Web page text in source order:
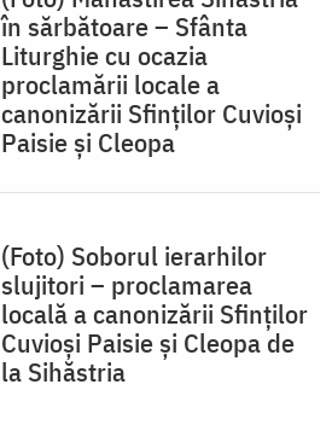
în sărbătoare – Sfânta
Liturghie cu ocazia
proclamării locale a
canonizării Sfinților Cuvioși
Paisie și Cleopa
(Foto) Soborul ierarhilor
slujitori – proclamarea
locală a canonizării Sfinților
Cuvioși Paisie și Cleopa de
la Sihăstria